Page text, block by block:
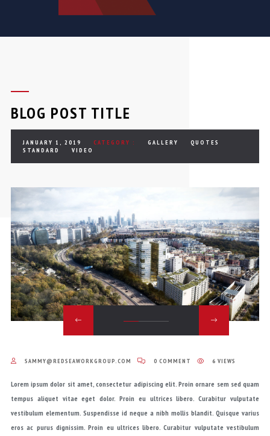
BLOG POST TITLE
JANUARY 1, 2019 CATEGORY : GALLERY
QUOTES
STANDARD
VIDEO
SAMMY@REDSEAWORKGROUP.COM 0 COMMENT 6 VIEWS
Lorem ipsum dolor sit amet, consectetur adipiscing elit. Proin ornare sem sed quam
tempus aliquet vitae eget dolor. Proin eu ultrices libero. Curabitur vulputate
vestibulum elementum. Suspendisse id neque a nibh mollis blandit. Quisque varius
eros ac purus dignissim. Proin eu ultrices libero. Curabitur vulputate vestibulum